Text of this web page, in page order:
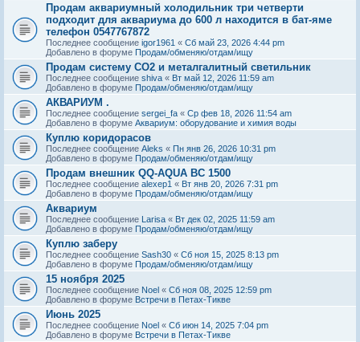
Продам аквариумный холодильник три четверти
подходит для аквариума до 600 л находится в бат-яме
телефон 0547767872
Последнее сообщение igor1961 « Сб май 23, 2026 4:44 pm
Добавлено в форуме Продам/обменяю/отдам/ищу
Продам систему СО2 и металгалитный светильник
Последнее сообщение shiva « Вт май 12, 2026 11:59 am
Добавлено в форуме Продам/обменяю/отдам/ищу
АКВАРИУМ .
Последнее сообщение sergei_fa « Ср фев 18, 2026 11:54 am
Добавлено в форуме Аквариум: оборудование и химия воды
Куплю коридорасов
Последнее сообщение Aleks « Пн янв 26, 2026 10:31 pm
Добавлено в форуме Продам/обменяю/отдам/ищу
Продам внешник QQ-AQUA BC 1500
Последнее сообщение alexep1 « Вт янв 20, 2026 7:31 pm
Добавлено в форуме Продам/обменяю/отдам/ищу
Аквариум
Последнее сообщение Larisa « Вт дек 02, 2025 11:59 am
Добавлено в форуме Продам/обменяю/отдам/ищу
Куплю заберу
Последнее сообщение Sash30 « Сб ноя 15, 2025 8:13 pm
Добавлено в форуме Продам/обменяю/отдам/ищу
15 ноября 2025
Последнее сообщение Noel « Сб ноя 08, 2025 12:59 pm
Добавлено в форуме Встречи в Петах-Тикве
Июнь 2025
Последнее сообщение Noel « Сб июн 14, 2025 7:04 pm
Добавлено в форуме Встречи в Петах-Тикве